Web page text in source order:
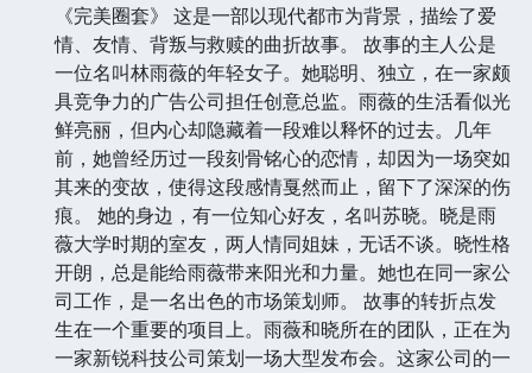
《完美圈套》 这是一部以现代都市为背景，描绘了爱
情、友情、背叛与救赎的曲折故事。 故事的主人公是
一位名叫林雨薇的年轻女子。她聪明、独立，在一家颇
具竞争力的广告公司担任创意总监。雨薇的生活看似光
鲜亮丽，但内心却隐藏着一段难以释怀的过去。几年
前，她曾经历过一段刻骨铭心的恋情，却因为一场突如
其来的变故，使得这段感情戛然而止，留下了深深的伤
痕。 她的身边，有一位知心好友，名叫苏晓。晓是雨
薇大学时期的室友，两人情同姐妹，无话不谈。晓性格
开朗，总是能给雨薇带来阳光和力量。她也在同一家公
司工作，是一名出色的市场策划师。 故事的转折点发
生在一个重要的项目上。雨薇和晓所在的团队，正在为
一家新锐科技公司策划一场大型发布会。这家公司的一